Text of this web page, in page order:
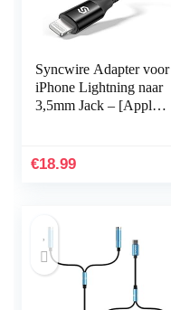
Syncwire Adapter voor
iPhone Lightning naar
3,5mm Jack – [Apple
11 Pro Max/Xs…
€18.99